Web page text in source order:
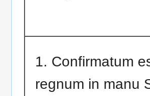
1. Confirmatum
regnum in manu